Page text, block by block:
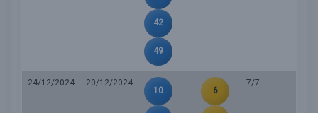
42
49
24/12/2024
20/12/2024
10
6
7/7